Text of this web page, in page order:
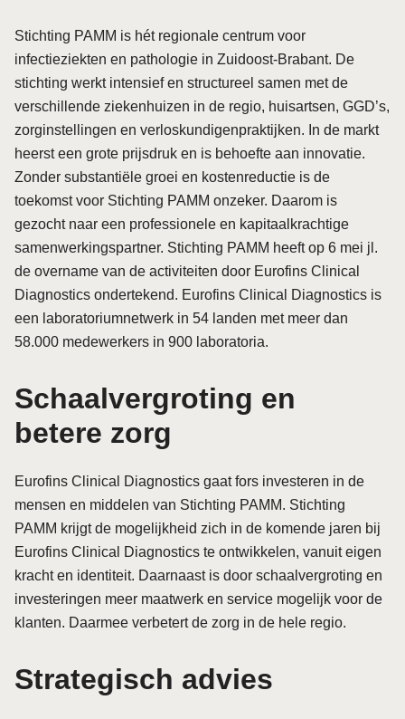
Stichting PAMM is hét regionale centrum voor
infectieziekten en pathologie in Zuidoost-Brabant. De
stichting werkt intensief en structureel samen met de
verschillende ziekenhuizen in de regio, huisartsen, GGD’s,
zorginstellingen en verloskundigenpraktijken. In de markt
heerst een grote prijsdruk en is behoefte aan innovatie.
Zonder substantiële groei en kostenreductie is de
toekomst voor Stichting PAMM onzeker. Daarom is
gezocht naar een professionele en kapitaalkrachtige
samenwerkingspartner. Stichting PAMM heeft op 6 mei jl.
de overname van de activiteiten door Eurofins Clinical
Diagnostics ondertekend. Eurofins Clinical Diagnostics is
een laboratoriumnetwerk in 54 landen met meer dan
58.000 medewerkers in 900 laboratoria.
Schaalvergroting en
betere zorg
Eurofins Clinical Diagnostics gaat fors investeren in de
mensen en middelen van Stichting PAMM. Stichting
PAMM krijgt de mogelijkheid zich in de komende jaren bij
Eurofins Clinical Diagnostics te ontwikkelen, vanuit eigen
kracht en identiteit. Daarnaast is door schaalvergroting en
investeringen meer maatwerk en service mogelijk voor de
klanten. Daarmee verbetert de zorg in de hele regio.
Strategisch advies